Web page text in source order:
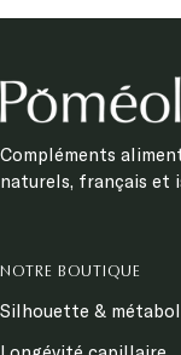
Compléments
naturels, français et
NOTRE BOUTIQUE
Silhouette &